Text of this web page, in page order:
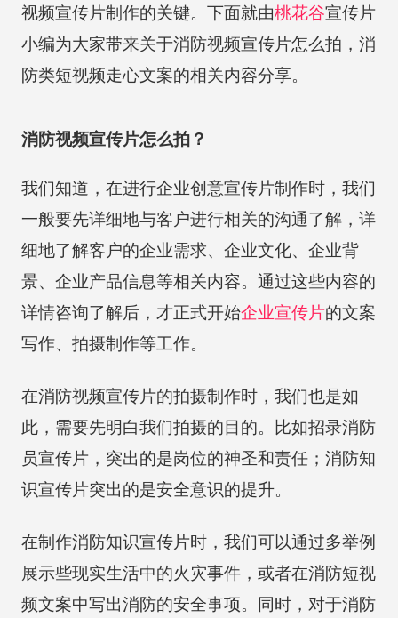
视频宣传片制作的关键。下面就由桃花谷宣传片
小编为大家带来关于消防视频宣传片怎么拍，消
防类短视频走心文案的相关内容分享。
消防视频宣传片怎么拍？
我们知道，在进行企业创意宣传片制作时，我们
一般要先详细地与客户进行相关的沟通了解，详
细地了解客户的企业需求、企业文化、企业背
景、企业产品信息等相关内容。通过这些内容的
详情咨询了解后，才正式开始企业宣传片的文案
写作、拍摄制作等工作。
在消防视频宣传片的拍摄制作时，我们也是如
此，需要先明白我们拍摄的目的。比如招录消防
员宣传片，突出的是岗位的神圣和责任；消防知
识宣传片突出的是安全意识的提升。
在制作消防知识宣传片时，我们可以通过多举例
展示些现实生活中的火灾事件，或者在消防短视
频文案中写出消防的安全事项。同时，对于消防